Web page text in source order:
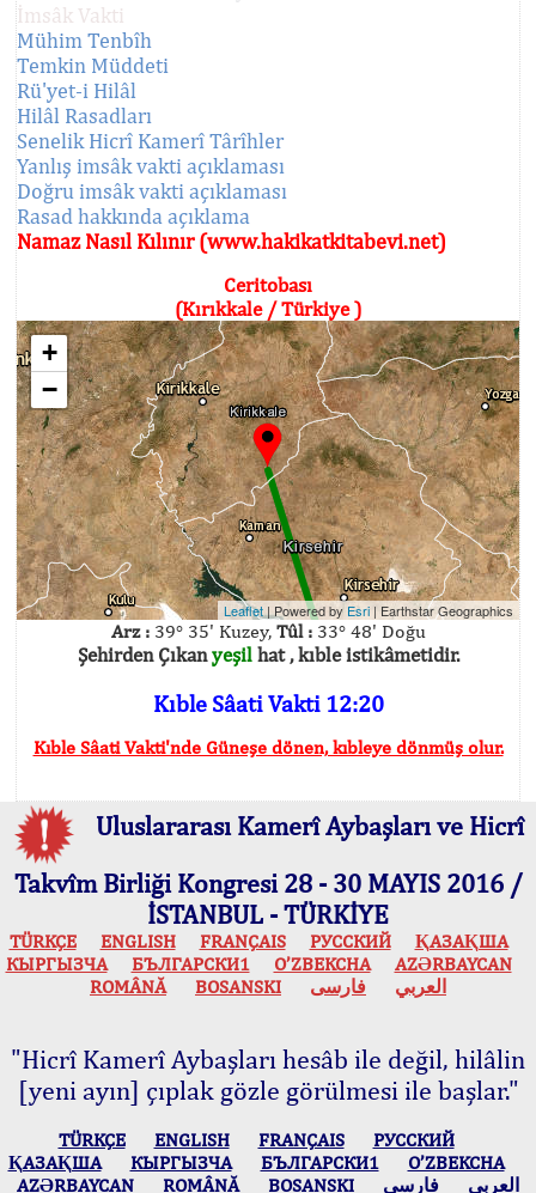
İmsâk Vakti
Mühim Tenbîh
Temkin Müddeti
Rü'yet-i Hilâl
Hilâl Rasadları
Senelik Hicrî Kamerî Târîhler
Yanlış imsâk vakti açıklaması
Doğru imsâk vakti açıklaması
Rasad hakkında açıklama
Namaz Nasıl Kılınır (www.hakikatkitabevi.net)
Ceritobası
(Kırıkkale / Türkiye )
+
−
Leaflet | Powered by Esri | Earthstar Geographics
Arz :39° 35' Kuzey, Tûl :33° 48' Doğu
Şehirden Çıkanyeşilhat , kıble istikâmetidir.
Kıble Sâati Vakti 12:20
Kıble Sâati Vakti'nde Güneşe dönen, kıbleye dönmüş olur.
Uluslararası Kamerî Aybaşları ve Hicrî
Takvîm Birliği Kongresi 28 - 30 MAYIS 2016 /
İSTANBUL - TÜRKİYE
TÜRKÇE ENGLISH FRANÇAIS РУССКИЙ
ҚАЗАҚША
КЫPГЫЗЧA
БЪЛГАРСКИ1 O’ZBEKCHA
AZӘRBAYCAN
ROMÂNĂ
BOSANSKI العربي فارسی
"Hicrî Kamerî Aybaşları hesâb ile değil, hilâlin
[yeni ayın] çıplak gözle görülmesi ile başlar."
TÜRKÇE ENGLISH FRANÇAIS
РУССКИЙ
ҚАЗАҚША
КЫPГЫЗЧA БЪЛГАРСКИ1
O’ZBEKCHA
AZӘRBAYCAN
ROMÂNĂ BOSANSKI العربي فارسی